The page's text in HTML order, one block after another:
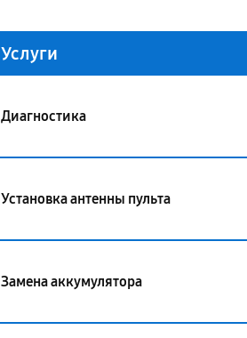
Услуги
Диагностика
Установка антенны пульта
Замена аккумулятора